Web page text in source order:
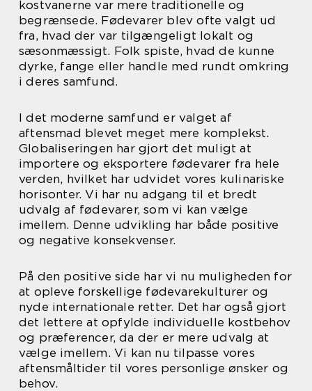
kostvanerne var mere traditionelle og
begrænsede. Fødevarer blev ofte valgt ud
fra, hvad der var tilgængeligt lokalt og
sæsonmæssigt. Folk spiste, hvad de kunne
dyrke, fange eller handle med rundt omkring
i deres samfund.
I det moderne samfund er valget af
aftensmad blevet meget mere komplekst.
Globaliseringen har gjort det muligt at
importere og eksportere fødevarer fra hele
verden, hvilket har udvidet vores kulinariske
horisonter. Vi har nu adgang til et bredt
udvalg af fødevarer, som vi kan vælge
imellem. Denne udvikling har både positive
og negative konsekvenser.
På den positive side har vi nu muligheden for
at opleve forskellige fødevarekulturer og
nyde internationale retter. Det har også gjort
det lettere at opfylde individuelle kostbehov
og præferencer, da der er mere udvalg at
vælge imellem. Vi kan nu tilpasse vores
aftensmåltider til vores personlige ønsker og
behov.